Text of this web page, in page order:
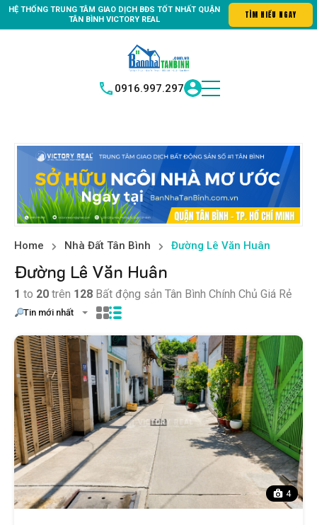
0916.997.297
Home Nhà Đất Tân Bình Đường Lê Văn Huân
Đường Lê Văn Huân
1 to 20 trên 128 Bất động sản Tân Bình Chính Chủ Giá Rẻ
Tin mới nhất
4
HỆ THỐNG TRUNG TÂM GIAO DỊCH BĐS TỐT NHẤT QUẬN
TÂN BÌNHVICTORY REAL TÌM HIỂU NGAY